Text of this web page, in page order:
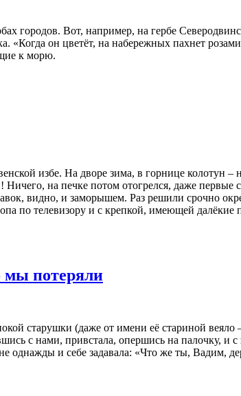
городов. Вот, например, на гербе
«Когда он цветёт, на набережных пахнет
к морю.
избе. На дворе зима, в горнице
на печке потом отогрелся, даже первые
видно, и заморышем. Раз решили срочно
по телевизору и с крепкой, имеющей
мы потеряли
старушки (даже от имени её стариной
с нами, привстала, опершись на палочку, и
однажды и себе задавала: «Что же ты, Вадим,